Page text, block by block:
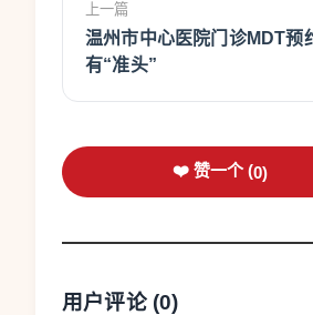
上一篇
温州市中心医院门诊MDT预
有“准头”
❤️ 赞一个 (0)
用户评论 (0)